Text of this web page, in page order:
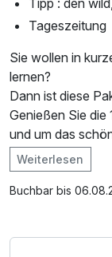
Tageszeitung
Sie wollen in
lernen?
Dann ist diese
Genießen Sie die
und um das
schönsten Platz
wartet eine kühle
Genusscard
Weiterlesen
Buchbar bis